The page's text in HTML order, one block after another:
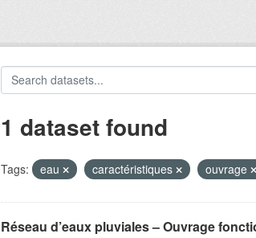
1 dataset found
Tags: eau caractéristiques ouvrage
Réseau d’eaux pluviales – Ouvrage